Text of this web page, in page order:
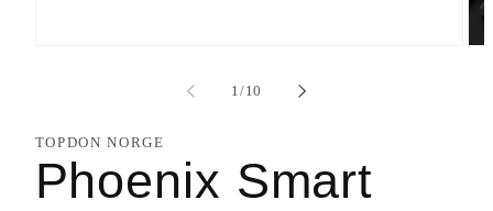
1/av
10
TOPDON NORGE
Phoenix Smart